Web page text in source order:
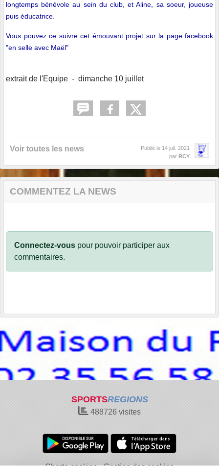
longtemps bénévole au sein du club, et Aline, sa soeur, joueuse
puis éducatrice.
Vous pouvez ce suivre cet émouvant projet sur la page facebook
"en selle avec Maël"
extrait de l'Equipe - dimanche 10 juillet
Voir toutes les news Publié le 14 juil. 2021
par RCY
COMMENTEZ LA NEWS
Connectez-vous pour pouvoir participer aux
commentaires.
SPORTSREGIONS
488726 visites